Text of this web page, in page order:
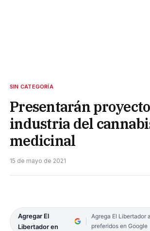
SIN CATEGORÍA
Presentarán
industria del
medicinal
15 de mayo de 2021
Agregar El
Libertador en
Agrega El Libertador
preferidos en Google